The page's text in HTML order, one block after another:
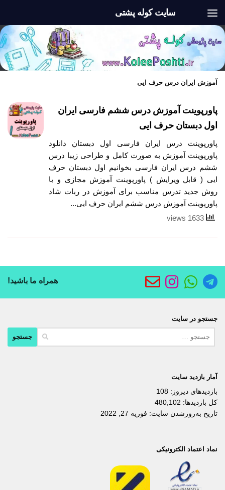
سایت کوله پشتی
آموزش ایران درس حرف ایی
پاورپوینت آموزش درس ششم فارسی ایران
اول دبستان حرف ایی
پاورپوینت درس ایران فارسی اول دبستان دانلود
پاورپوینت آموزش به صورت کامل و طراحی زیبا درس
ششم درس ایران فارسی بخوانیم اول دبستان حرف
ایی ( قابل ویرایش ) پاورپوینت آموزش مجازی و با
روش جدید تدرس مناسب برای آموزش در ربات شاد
پاورپوینت آموزش درس ششم ایران حرف ایی...
همراه ما باشید!
جستجو در سایت
آمار بازدید سایت
بازدیدهای دیروز: 108
کل بازدیدها: 480,102
تاریخ به‌روزشدن سایت: فوریه 27, 2022
نماد اعتماد الکترونیکی